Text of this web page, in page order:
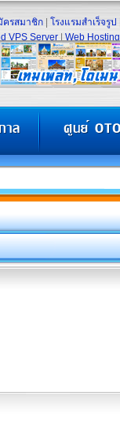
ครสมาชิก โรงแรมสำเร็จรูป
VPS Server Web Hosting